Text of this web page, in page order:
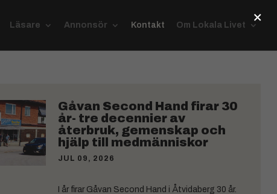
Läsare Annonsör Kontakt Om Lokala Livet
Gåvan Second Hand firar 30
år- tre decennier av
återbruk, gemenskap och
hjälp till medmänniskor
JUL 09, 2026
I år firar Gåvan Second Hand i Åtvidaberg 30 år.
×